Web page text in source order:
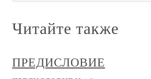
Читайте также
ПРЕДИСЛОВИЕ